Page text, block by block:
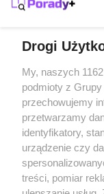
Żaden utwór
rozpowszechniany
(w tym także
eksploatacji w
Internecie bez
lub wykorzystanie
prawa, tzn. bez
może być ścigane
Drogi
My, naszych
podmioty z
przechowujemy
przetwarzamy
identyfikatory,
urządzenie czy
treści, pomiar